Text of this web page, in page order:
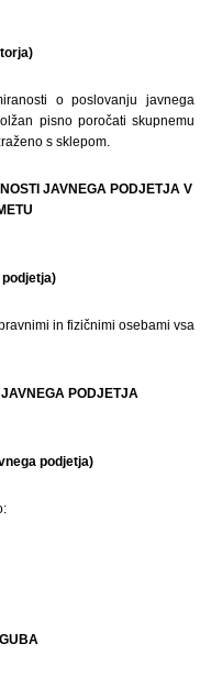
o poslovanju javnega
pisno poročati skupnemu
s sklepom.
JAVNEGA PODJETJA V
in fizičnimi osebami vsa
PODJETJA
podjetja)